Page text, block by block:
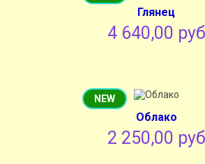
Глянец
4 640,00 руб
NEW
Облако
2 250,00 руб